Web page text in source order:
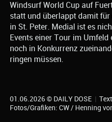
Windsurf World Cup auf
statt und überlappt damit für
in St. Peter. Medial ist es
Events einer Tour im
noch in Konkurrenz
ringen müssen.
01.06.2026 © DAILY DOSE |
Fotos/Grafiken: CW / Henning